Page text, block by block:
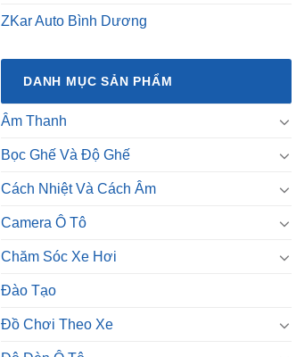
ZKar Auto Bình Dương
DANH MỤC SẢN PHẨM
Âm Thanh
Bọc Ghế Và Độ Ghế
Cách Nhiệt Và Cách Âm
Camera Ô Tô
Chăm Sóc Xe Hơi
Đào Tạo
Đồ Chơi Theo Xe